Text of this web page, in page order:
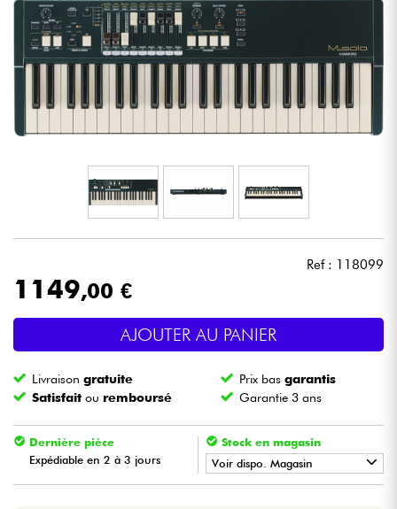
Claviers & Pianos
Synthés & Sampleurs
Home Studio
Micros & HF
Sono
Batteries & Percu
Vents
Violons & Quatuor
Ref : 118099
1149,00 €
AJOUTER AU PANIER
Livraisongratuite Prix basgarantis
Satisfait ou remboursé Garantie 3 ans
Dernière pièce
Expédiable en 2 à 3 jours
Stock en magasin
Voir dispo. Magasin